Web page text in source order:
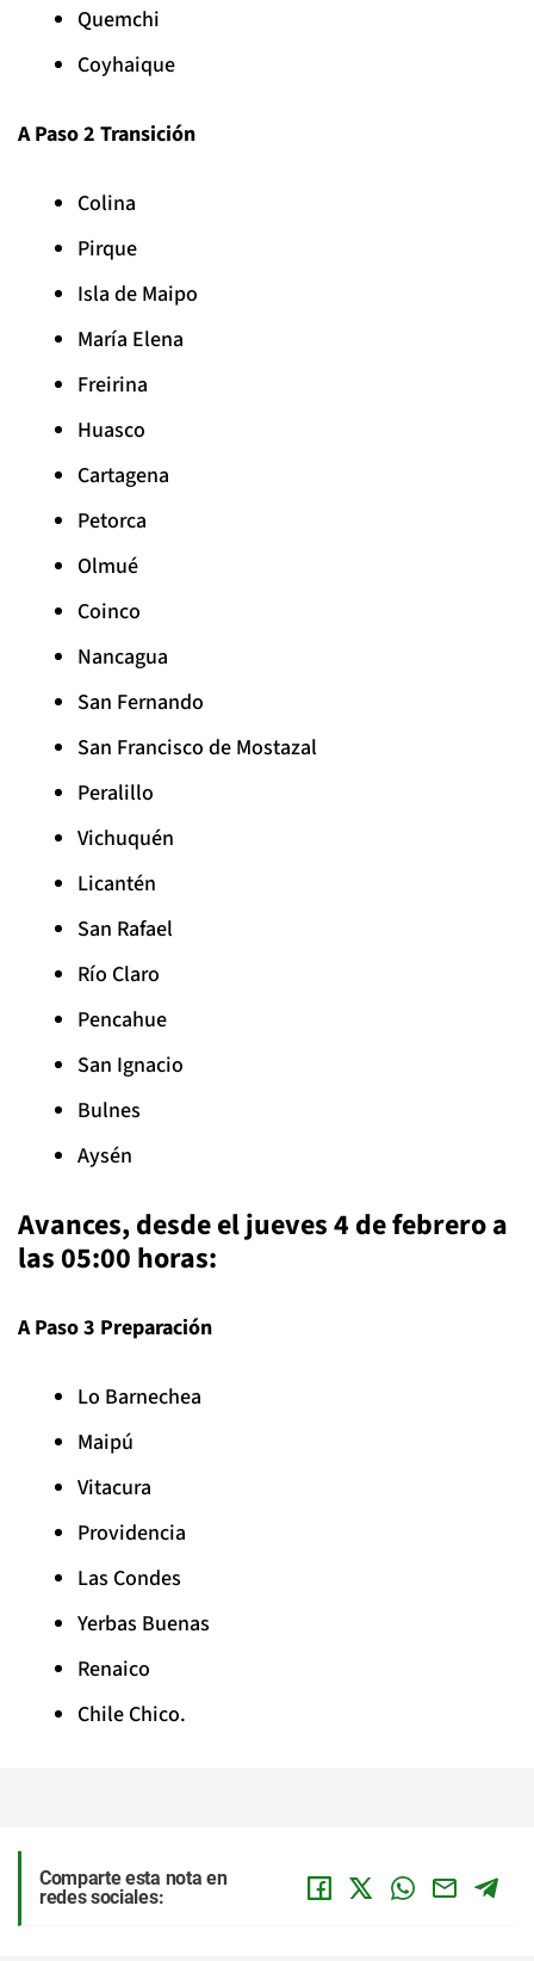
Quemchi
Coyhaique
A Paso 2 Transición
Colina
Pirque
Isla de Maipo
María Elena
Freirina
Huasco
Cartagena
Petorca
Olmué
Coinco
Nancagua
San Fernando
San Francisco de Mostazal
Peralillo
Vichuquén
Licantén
San Rafael
Río Claro
Pencahue
San Ignacio
Bulnes
Aysén
Avances, desde el jueves 4 de febrero a
las 05:00 horas:
A Paso 3 Preparación
Lo Barnechea
Maipú
Vitacura
Providencia
Las Condes
Yerbas Buenas
Renaico
Chile Chico.
Comparte esta nota en
redes sociales: